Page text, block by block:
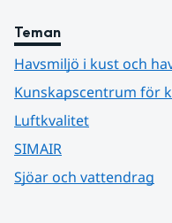
Teman
Havsmiljö i kust och
Kunskapscentrum för
Luftkvalitet
SIMAIR
Sjöar och vattendrag